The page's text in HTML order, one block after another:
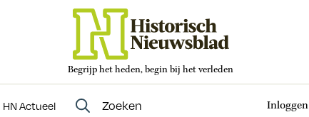
Begrijp het heden, begin bij het verleden
HN Actueel Inloggen
Evenementen